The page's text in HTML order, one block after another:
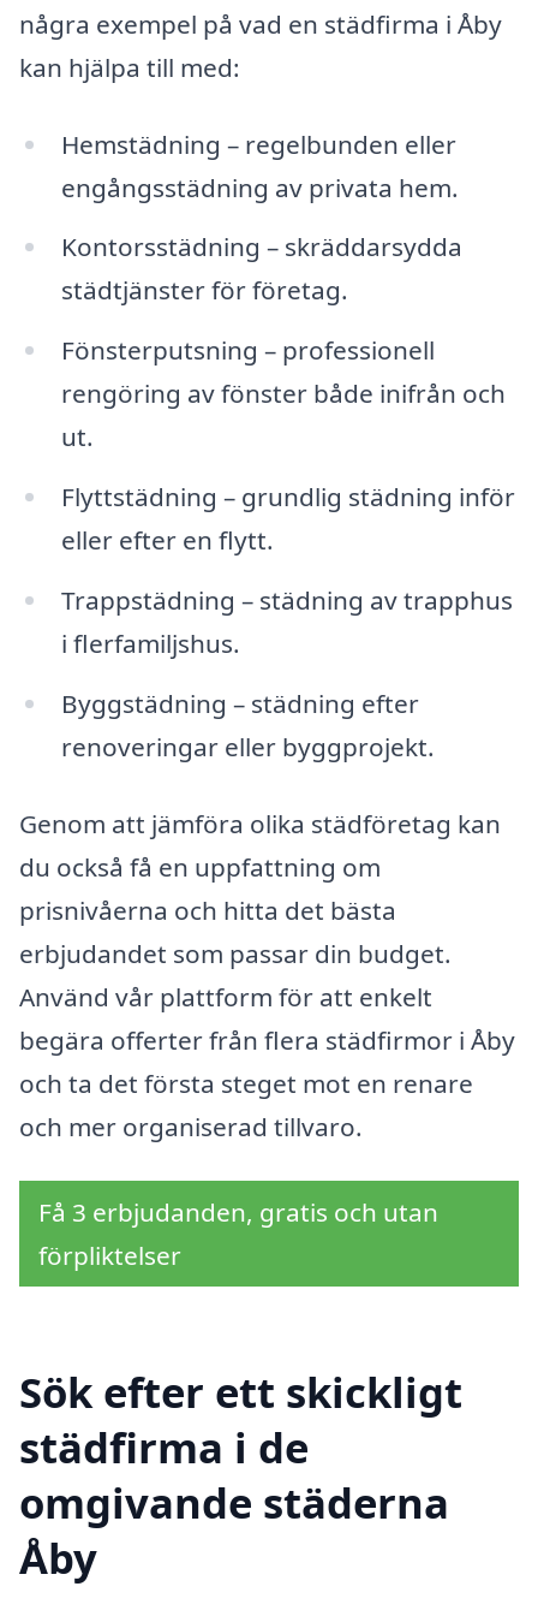
några exempel på vad en städfirma i Åby
kan hjälpa till med:
Hemstädning – regelbunden eller
engångsstädning av privata hem.
Kontorsstädning – skräddarsydda
städtjänster för företag.
Fönsterputsning – professionell
rengöring av fönster både inifrån och
ut.
Flyttstädning – grundlig städning inför
eller efter en flytt.
Trappstädning – städning av trapphus
i flerfamiljshus.
Byggstädning – städning efter
renoveringar eller byggprojekt.
Genom att jämföra olika städföretag kan
du också få en uppfattning om
prisnivåerna och hitta det bästa
erbjudandet som passar din budget.
Använd vår plattform för att enkelt
begära offerter från flera städfirmor i Åby
och ta det första steget mot en renare
och mer organiserad tillvaro.
Få 3 erbjudanden, gratis och utan
förpliktelser
Sök efter ett skickligt
städfirma i de
omgivande städerna
Åby